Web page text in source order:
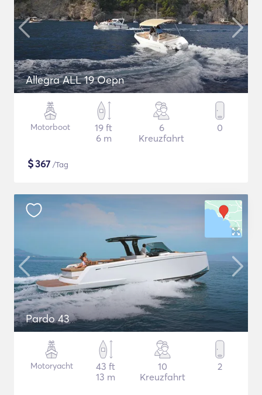
Allegra ALL 19 Oepn
Motorboot
19 ft
6 m
6
Kreuzfahrt
0
$367 /Tag
Pardo 43
Motoryacht
43 ft
13 m
10
Kreuzfahrt
2